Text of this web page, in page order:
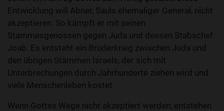
Entwicklung will Abner, Sauls ehemaliger General, nicht
akzeptieren. So kämpft er mit seinen
Stammesgenossen gegen Juda und dessen Stabschef
Joab. Es entsteht ein Bruderkrieg zwischen Juda und
den übrigen Stämmen Israels, der sich mit
Unterbrechungen durch Jahrhunderte ziehen wird und
viele Menschenleben kostet.
Wenn Gottes Wege nicht akzeptiert werden, entstehen